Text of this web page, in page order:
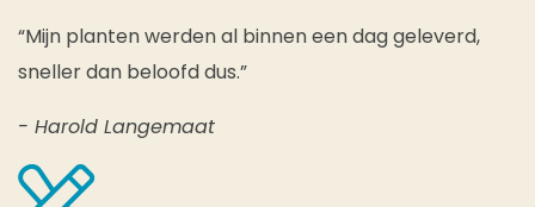
“Mijn planten werden al binnen een dag geleverd,
sneller dan beloofd dus.”
- Harold Langemaat